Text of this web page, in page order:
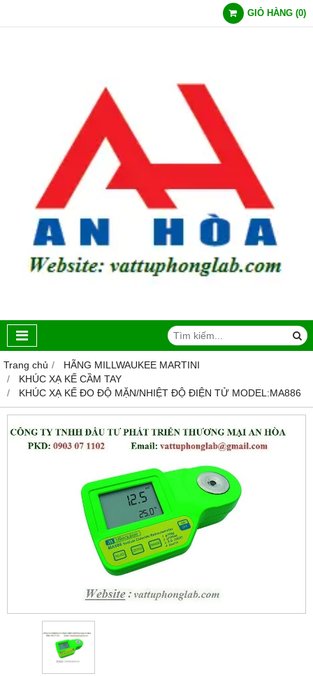
GIỎ HÀNG (0)
Trang chủ
HÃNG MILLWAUKEE MARTINI
KHÚC XẠ KẾ CẦM TAY
KHÚC XẠ KẾ ĐO ĐỘ MẶN/NHIỆT ĐỘ ĐIỆN TỬ MODEL:MA886